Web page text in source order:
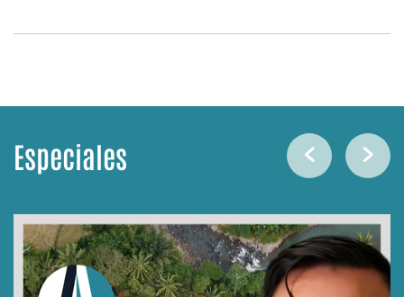
Especiales